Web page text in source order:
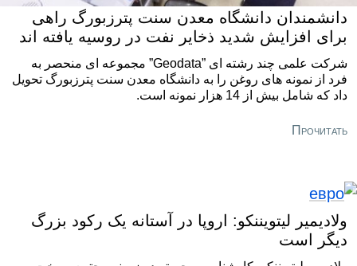
دانشمندان دانشگاه معدن سنت پترزبورگ راهی
برای افزایش شدید ذخایر نفت در روسیه یافته اند
شرکت علمی چند رشته ای ”Geodata” مجموعه ای منحصر به
فرد از نمونه های روغن را به دانشگاه معدن سنت پترزبورگ تحویل
داد که شامل بیش از 14 هزار نمونه است.
Прочитать
ولادیمیر لیتویننکو: اروپا در آستانه یک رکود بزرگ
دیگر است